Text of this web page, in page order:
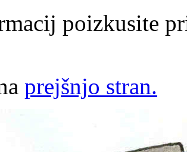
poizkusite
prejšnjo stran.